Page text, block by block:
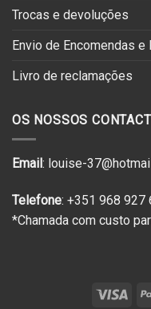
Trocas e devoluções
Envio de Encomendas e
Livro de reclamações
OS NOSSOS
Email: louise-
Telefone: +351 968 927
*Chamada com custo